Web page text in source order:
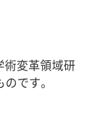
術変革領域研
です。